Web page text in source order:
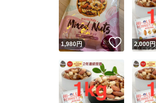
1,980円 いいね！
2,000円